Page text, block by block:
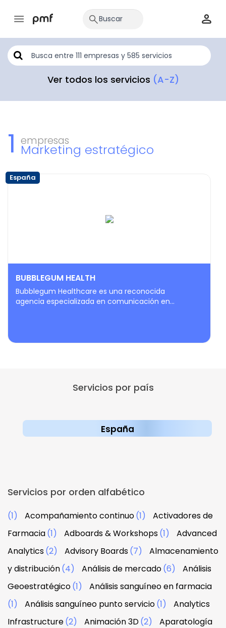
Ver todos los servicios (A-Z)
1 empresas
Marketing estratégico
España
BUBBLEGUM HEALTH
Bubblegum Healthcare es una reconocida
agencia especializada en comunicación en...
Servicios por país
España
Servicios por orden alfabético
(1) Acompañamiento continuo(1)
Activadores de
Farmacia(1) Adboards & Workshops(1)
Advanced
Analytics(2) Advisory Boards(7)
Almacenamiento
y distribución(4) Análisis de mercado(6)
Análisis
Geoestratégico(1)
Análisis sanguíneo en farmacia
(1)
Análisis sanguíneo punto servicio(1)
Analytics
Infrastructure(2) Animación 3D(2)
Aparatología